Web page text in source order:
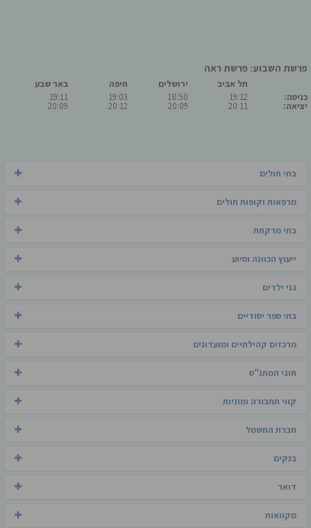
פרשת השבוע: פרשת ראה
כניסה:
יציאה:
תל אביב
19:12
20:11
ירושלים
18:50
20:09
חיפה
19:03
20:12
באר שבע
19:11
20:09
בתי חולים
מרפאות וקופות חולים
בתי מרקחת
ייעוץ הכוונה וסיוע
גני ילדים
בתי ספר יסודיים
מרכזים קהילתיים ומועדונים
חוגי המתנ"ס
קווי תחבורה ומוניות
חברת החשמל
בנקים
דואר
מקוואות